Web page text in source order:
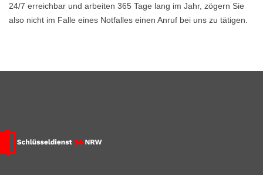
24/7 erreichbar und arbeiten 365 Tage lang im Jahr, zögern Sie
also nicht im Falle eines Notfalles einen Anruf bei uns zu tätigen.